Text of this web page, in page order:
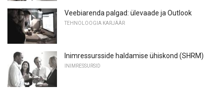
Veebiarenda palgad: ülevaade ja Outlook
TEHNOLOOGIA KARJÄÄR
Inimressursside haldamise ühiskond (SHRM)
INIMRESSURSID